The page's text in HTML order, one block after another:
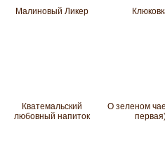
Малиновый Ликер
Кватемальский
любовный напиток
О зеленом